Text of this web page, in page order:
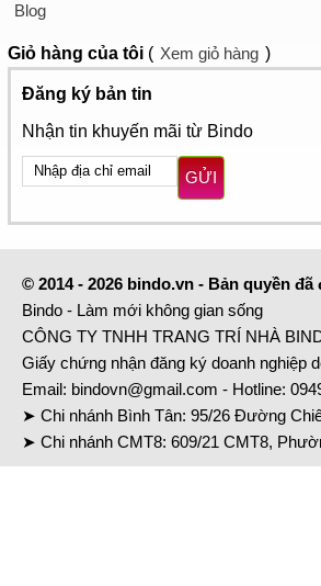
Blog
Giỏ hàng của tôi ( Xem giỏ hàng )
Đăng ký bản tin
Nhận tin khuyến mãi từ Bindo
GỬI
© 2014 - 2026 bindo.vn - Bản quyền
Bindo - Làm mới không gian sống
CÔNG TY TNHH TRANG TRÍ NHÀ
Giấy chứng nhận đăng ký doanh nghiệp
Email: bindovn@gmail.com - Hotline:
➤ Chi nhánh Bình Tân: 95/26 Đường
➤ Chi nhánh CMT8: 609/21 CMT8,